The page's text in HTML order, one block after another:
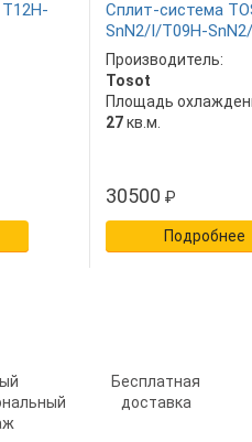
Сплит-система
SnN2/I/T09H-
Производитель:
Tosot
Площадь
27кв.м.
30500 ₽
Подробнее
Бесплатная
доставка